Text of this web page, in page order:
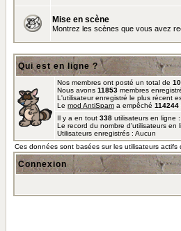
Mise en scène
Montrez les scènes que vous avez
Qui est en ligne ?
Nos membres ont posté un total de
Nous avons 11853 membres
L'utilisateur enregistré le plus récent
Le mod AntiSpam a empêché 114244
Il y a en tout 338 utilisateurs en ligne
Le record du nombre d'utilisateurs en
Utilisateurs enregistrés : Aucun
Ces données sont basées sur les utilisateurs actifs
Connexion